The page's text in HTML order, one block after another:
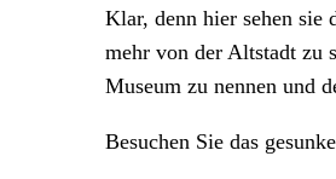
Klar, denn hier sehen sie
mehr von der Altstadt zu
Museum zu nennen und
Besuchen Sie das